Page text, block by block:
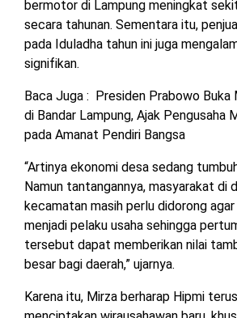
bermotor di Lampung meningkat
secara tahunan. Sementara itu,
pada Iduladha tahun ini juga
signifikan.
Baca Juga : Presiden Prabowo Buka
di Bandar Lampung, Ajak Pengusaha
pada Amanat Pendiri Bangsa
“Artinya ekonomi desa sedang
Namun tantangannya, masyarakat di
kecamatan masih perlu didorong
menjadi pelaku usaha sehingga
tersebut dapat memberikan nilai
besar bagi daerah,” ujarnya.
Karena itu, Mirza berharap Hipmi